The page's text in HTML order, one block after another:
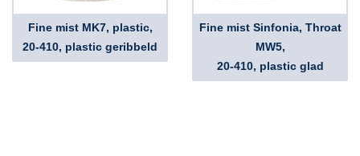
Fine mist MK7, plastic,
20-410, plastic geribbeld
Fine mist Sinfonia, Throat
MW5,
20-410, plastic glad